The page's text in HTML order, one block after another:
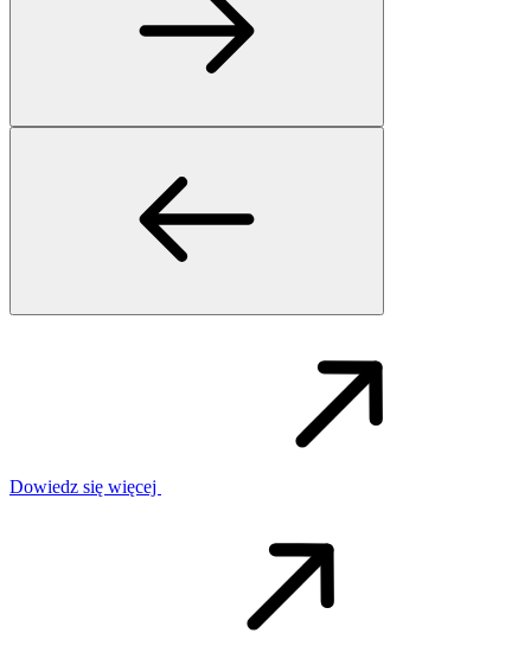
Dowiedz się więcej